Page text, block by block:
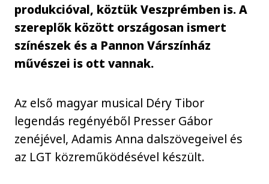
produkcióval, köztük Veszprémben is. A
szereplők között országosan ismert
színészek és a Pannon Várszínház
művészei is ott vannak.
Az első magyar musical Déry Tibor
legendás regényéből Presser Gábor
zenéjével, Adamis Anna dalszövegeivel és
az LGT közreműködésével készült.